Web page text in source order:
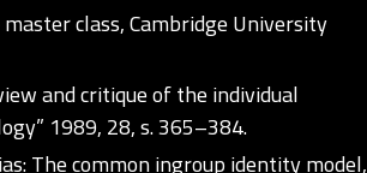
master class, Cambridge University
and critique of the individual
1989, 28, s. 365–384.
The common ingroup identity model,